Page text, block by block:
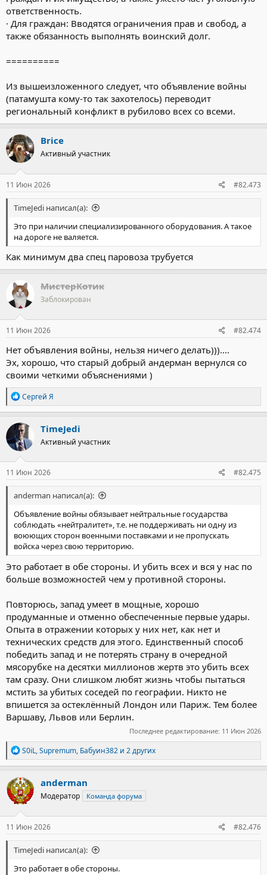
ответственность.
· Для граждан: Вводятся ограничения прав и свобод, а
также обязанность выполнять воинский долг.
==========
Из вышеизложенного следует, что объявление войны
(патамушта кому-то так захотелось) переводит
региональный конфликт в рубилово всех со всеми.
Brice
Активный участник
11 Июн 2026 #82.473
TimeJedi написал(а):
Это при наличии специализированного оборудования. А такое
на дороге не валяется.
Как минимум два спец паровоза трубуется
МистерКотик
Заблокирован
11 Июн 2026 #82.474
Нет объявления войны, нельзя ничего делать)))....
Эх, хорошо, что старый добрый андерман вернулся со
своими четкими объяснениями )
Р
е
а
к
ц
и
и
:
Сергей Я
TimeJedi
Активный участник
11 Июн 2026 #82.475
anderman написал(а):
Объявление войны обязывает нейтральные государства
соблюдать «нейтралитет», т.е. не поддерживать ни одну из
воюющих сторон военными поставками и не пропускать
войска через свою территорию.
Это работает в обе стороны. И убить всех и вся у нас по
больше возможностей чем у противной стороны.
Повторюсь, запад умеет в мощные, хорошо
продуманные и отменно обеспеченные первые удары.
Опыта в отражении которых у них нет, как нет и
технических средств для этого. Единственный способ
победить запад и не потерять страну в очередной
мясорубке на десятки миллионов жертв это убить всех
там сразу. Они слишком любят жизнь чтобы пытаться
мстить за убитых соседей по географии. Никто не
впишется за остеклённый Лондон или Париж. Тем более
Варшаву, Львов или Берлин.
Последнее редактирование: 11 Июн 2026
Р
е
а
к
ц
и
и
:
S0iL,Supremum, Бабуин382 и 2 других
anderman
Модератор Команда форума
11 Июн 2026 #82.476
TimeJedi написал(а):
Это работает в обе стороны.